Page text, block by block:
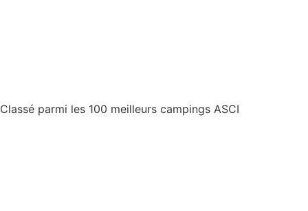
Classé parmi les 100 meilleurs campings ASCI